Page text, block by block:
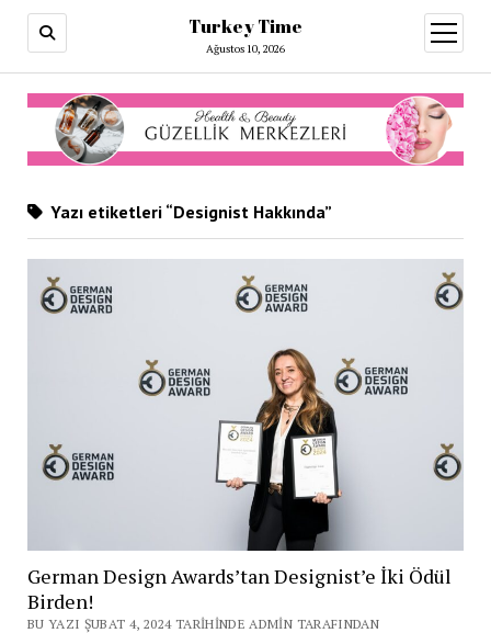
Turkey Time
Ağustos 10, 2026
aç
Yazı etiketleri “Designist Hakkında”
German Design Awards’tan Designist’e İki Ödül
Birden!
BU YAZI ŞUBAT 4, 2024 TARIHINDE ADMIN TARAFINDAN